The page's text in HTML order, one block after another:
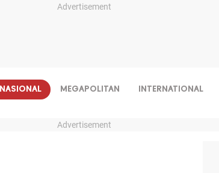
Advertisement
NASIONAL MEGAPOLITAN INTERNATIONAL
Advertisement